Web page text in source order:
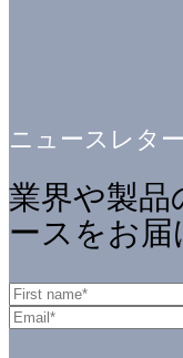
ニュースレター
業界や製品
ースをお届